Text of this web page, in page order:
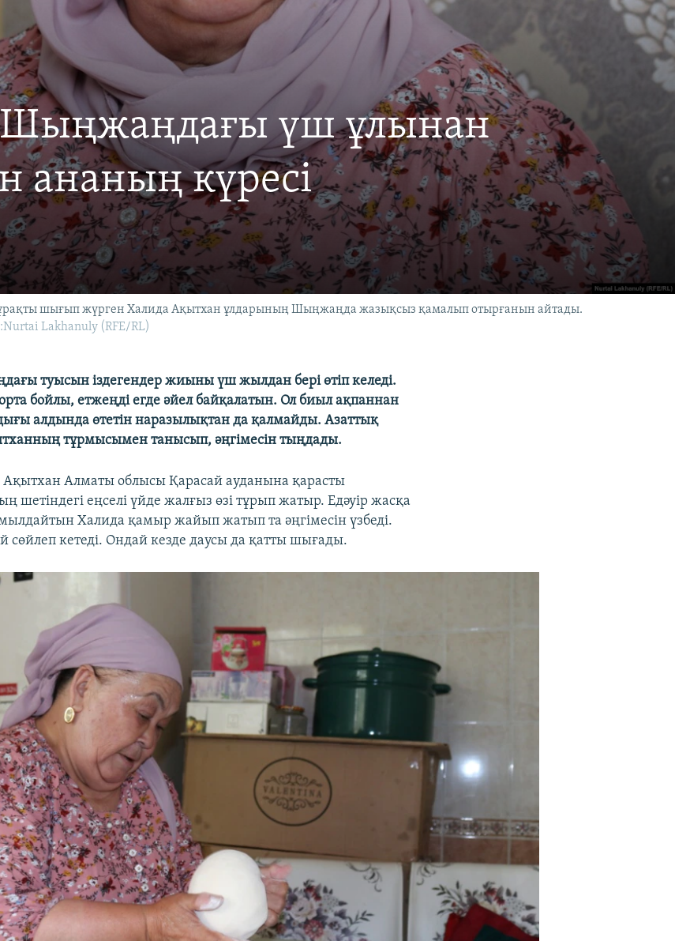
Шыңжаңдағы үш ұлынан
ананың күресі
шығып жүрген Халида Ақытхан ұлдарының Шыңжаңда жазықсыз қамалып отырғанын айтады.
Lakhanuly (RFE/RL)
туысын іздегендер жиыны үш жылдан бері өтіп келеді.
бойлы, етжеңді егде әйел байқалатын. Ол биыл ақпаннан
алдында өтетін наразылықтан да қалмайды. Азаттық
тұрмысымен танысып, әңгімесін тыңдады.
Ақытхан Алматы облысы Қарасай ауданына қарасты
шетіндегі еңселі үйде жалғыз өзі тұрып жатыр. Едәуір жасқа
Халида қамыр жайып жатып та әңгімесін үзбеді.
сөйлеп кетеді. Ондай кезде даусы да қатты шығады.